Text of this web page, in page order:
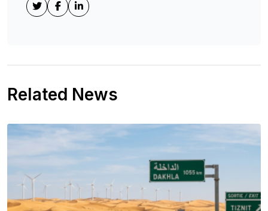
Related News